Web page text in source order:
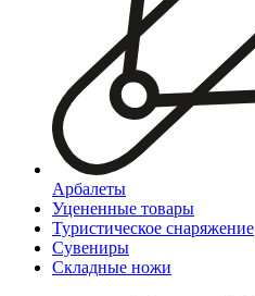
Арбалеты
Уцененные товары
Туристическое снаряжение
Сувениры
Складные ножи